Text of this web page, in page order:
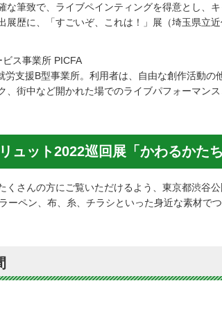
な筆致で、ライブペインティングを得意とし、
展歴に、「すごいぞ、これは！」展（埼玉県立
ス事業所 PICFA
支援B型事業所。利用者は、自由な創作活動
、街中など開かれた場でのライブパフォーマン
ュット2022巡回展「かわるかたち
くさんの方にご覧いただけるよう、東京都渋谷
ーペン、布、糸、チラシといった身近な素材で